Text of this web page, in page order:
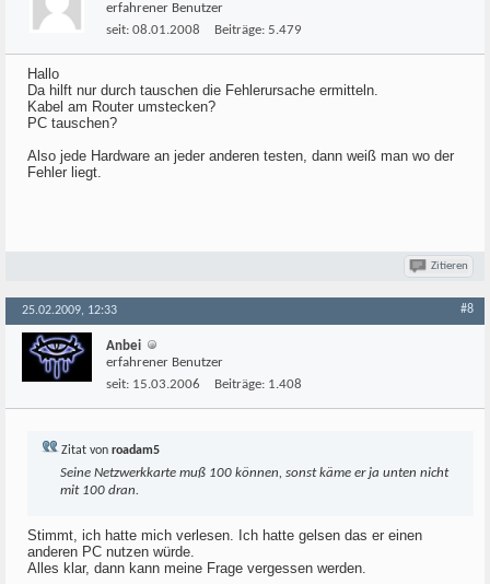
erfahrener Benutzer
seit: 08.01.2008 Beiträge: 5.479
Hallo
Da hilft nur durch tauschen die Fehlerursache ermitteln.
Kabel am Router umstecken?
PC tauschen?
Also jede Hardware an jeder anderen testen, dann weiß man wo der
Fehler liegt.
Zitieren
25.02.2009, 12:33 #8
Anbei
erfahrener Benutzer
seit: 15.03.2006 Beiträge: 1.408
Zitat von roadam5
Seine Netzwerkkarte muß 100 können, sonst käme er ja unten nicht
mit 100 dran.
Stimmt, ich hatte mich verlesen. Ich hatte gelsen das er einen
anderen PC nutzen würde.
Alles klar, dann kann meine Frage vergessen werden.